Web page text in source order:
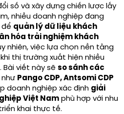
số và xây dựng chiến lược lấy
nhiều doanh nghiệp đang
để quản lý dữ liệu khách
hóa trải nghiệm khách
nhiên, việc lựa chọn nền tảng
thị trường xuất hiện nhiều
Bài viết này sẽ so sánh các
Pango CDP, Antsomi CDP
doanh nghiệp xác định giải
Việt Namphù hợp với nhu
khai thực tế.